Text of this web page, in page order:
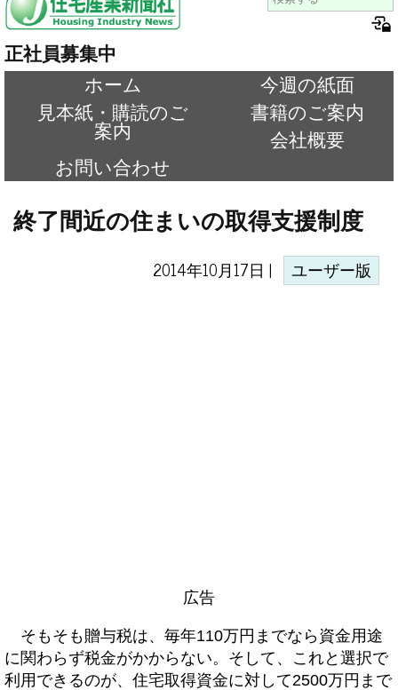
正社員募集中
ホーム
今週の紙面
見本紙・購読のご
案内
書籍のご案内
会社概要
お問い合わせ
終了間近の住まいの取得支援制度
2014年10月17日 |
ユーザー版
広告
そもそも贈与税は、毎年110万円までなら資金用途
に関わらず税金がかからない。そして、これと選択で
利用できるのが、住宅取得資金に対して2500万円まで